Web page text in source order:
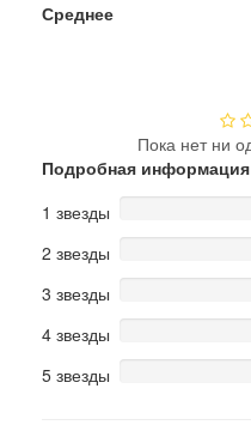
Среднее
Пока нет ни
Подробная информация
1 звезды
2 звезды
3 звезды
4 звезды
5 звезды